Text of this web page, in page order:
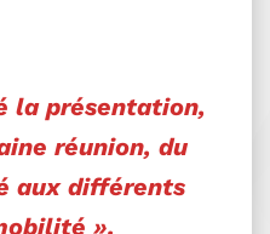
la présentation,
réunion, du
aux différents
».